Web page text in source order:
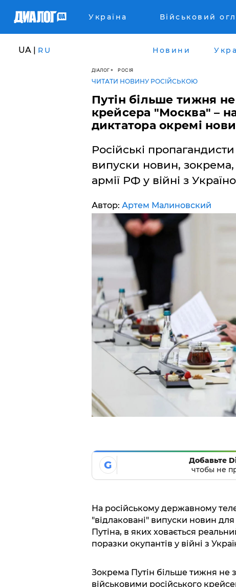
Україна Військовий
UA | RU Новини
ДІАЛОГ РОСІЯ
ЧИТАТИ НОВИНУ РОСІЙСЬКОЮ
​Путін більше тижня
крейсера "Москва" –
диктатора окремі
Російські
випуски новин,
армії РФ у війні з
Автор: Артем Малиновский
G
Добавьте
чтобы не
На російському державному
"відлаковані" випуски новин
Путіна, в яких ховається
поразки окупантів у війні з
Зокрема Путін більше тижня не
військовими російського